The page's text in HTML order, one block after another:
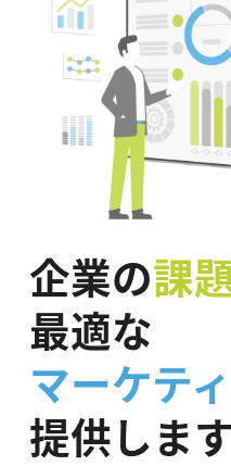
企業の課
最適な
マーケテ
提供しま